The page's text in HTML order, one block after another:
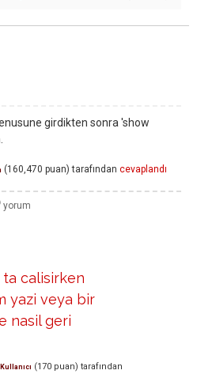
girdikten sonra 'show
(160,470 puan) tarafından cevaplandı
calisirken
yazi veya bir
nasil geri
(170 puan) tarafından